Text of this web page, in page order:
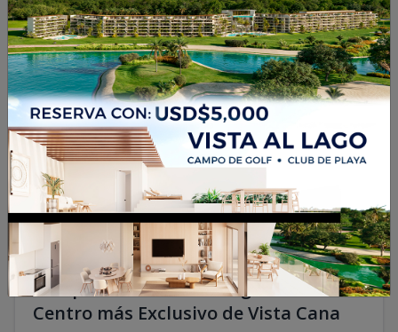
1/15
Tu Apartamento de Vanguardia en el
Centro más Exclusivo de Vista Cana